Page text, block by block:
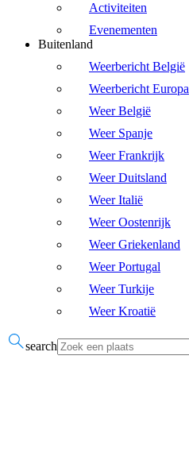
Activiteiten
Evenementen
Buitenland
Weerbericht België
Weerbericht Europa
Weer België
Weer Spanje
Weer Frankrijk
Weer Duitsland
Weer Italië
Weer Oostenrijk
Weer Griekenland
Weer Portugal
Weer Turkije
Weer Kroatië
search